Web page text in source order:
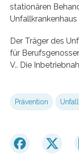
stationären
Der Träger des
für
V.. Die
Prävention